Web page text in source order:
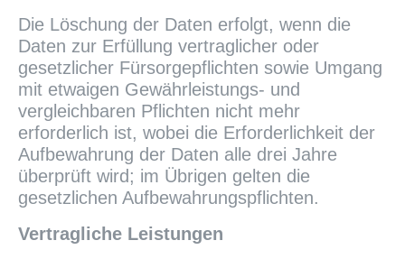
Die Löschung der Daten erfolgt, wenn die
Daten zur Erfüllung vertraglicher oder
gesetzlicher Fürsorgepflichten sowie Umgang
mit etwaigen Gewährleistungs- und
vergleichbaren Pflichten nicht mehr
erforderlich ist, wobei die Erforderlichkeit der
Aufbewahrung der Daten alle drei Jahre
überprüft wird; im Übrigen gelten die
gesetzlichen Aufbewahrungspflichten.
Vertragliche Leistungen